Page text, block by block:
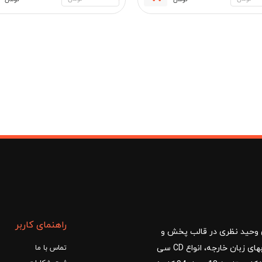
اصلی:
فعلی:
با مدیریت آقای وحید نظری در قالب پخش و
توزیع کتب درسی و کمک آموزشی، کتب دانشگاهی، کتابهای زبان خارجه، انواع CD سی
راهنمای کاربر
تماس با ما